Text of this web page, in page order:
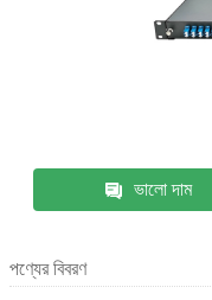
ভালো দাম
পণ্যের বিবরণ